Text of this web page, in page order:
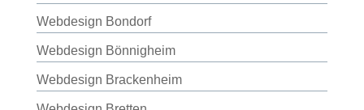
Webdesign Bondorf
Webdesign Bönnigheim
Webdesign Brackenheim